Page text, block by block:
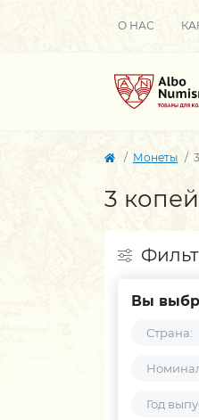
О НАС
Монеты
3
Вы
Страна:
Год